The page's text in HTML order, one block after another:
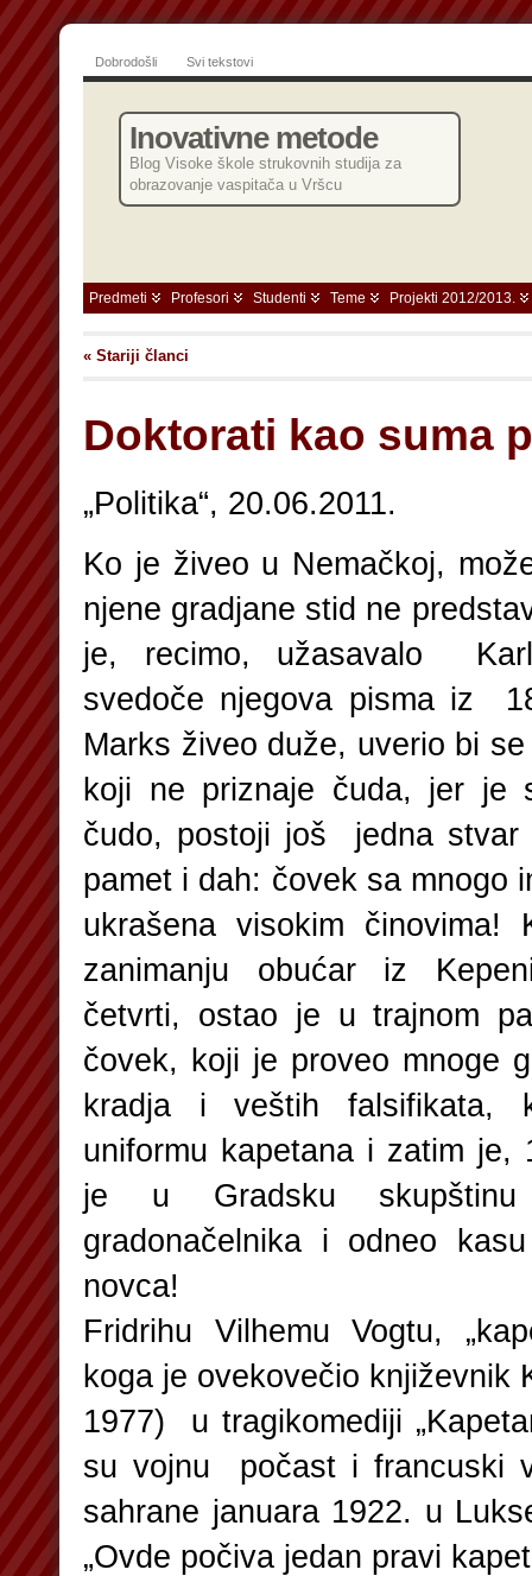
Dobrodošli Svi tekstovi
Inovativne metode
Blog Visoke škole strukovnih studija za
obrazovanje vaspitača u Vršcu
Predmeti Profesori Studenti Teme Projekti 2012/2013.
« Stariji članci
Doktorati kao suma
„Politika“, 20.06.2011.
Ko je živeo u Nemačkoj,
njene gradjane stid ne
je, recimo, užasavalo
svedoče njegova pisma iz
Marks živeo duže, uverio bi
koji ne priznaje čuda, jer je
čudo, postoji još jedna stvar
pamet i dah: čovek sa mnogo
ukrašena visokim činovima!
zanimanju obućar iz
četvrti, ostao je u trajnom
čovek, koji je proveo mnoge
kradja i veštih falsifikata,
uniformu kapetana i zatim je,
je u Gradsku skupštinu
gradonačelnika i odneo
novca!
Fridrihu Vilhemu Vogtu,
koga je ovekovečio književnik
1977) u tragikomediji
su vojnu počast i francuski
sahrane januara 1922. u
„Ovde počiva jedan pravi